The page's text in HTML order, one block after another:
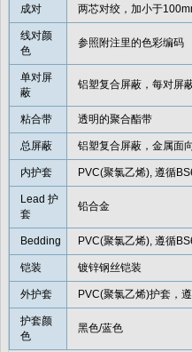
成对 两芯对绞，加小于
线对颜
色
参照附注里的色彩编码
单对屏
蔽
铝塑复合屏蔽，每对屏
粘合带 透明的聚合酯带
总屏蔽 铝塑复合屏蔽，金属面
内护套 PVC(聚氯乙烯), 遵循
Lead 护
套
铅合金
Bedding PVC(聚氯乙烯), 遵循
铠装 镀锌钢丝铠装
外护套 PVC(聚氯乙烯)护套，
护套颜
色
黑色/蓝色